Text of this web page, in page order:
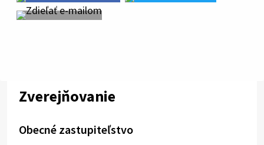
Zverejňovanie
Obecné zastupiteľstvo